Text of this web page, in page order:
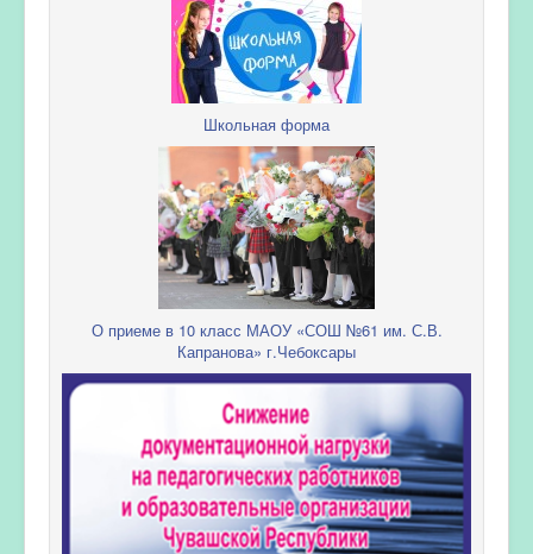
Школьная форма
О приеме в 10 класс МАОУ «СОШ №61 им. С.В.
Капранова» г.Чебоксары